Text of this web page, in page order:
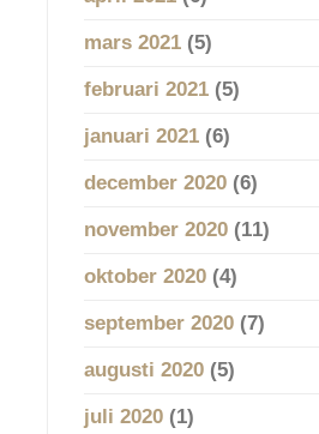
mars 2021(5)
februari 2021(5)
januari 2021(6)
december 2020(6)
november 2020(11)
oktober 2020(4)
september 2020(7)
augusti 2020(5)
juli 2020(1)